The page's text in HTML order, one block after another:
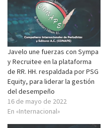
Javelo une fuerzas con Sympa
y Recruitee en la plataforma
de RR. HH. respaldada por PSG
Equity, para liderar la gestión
del desempeño
16 de mayo de 2022
En «Internacional»